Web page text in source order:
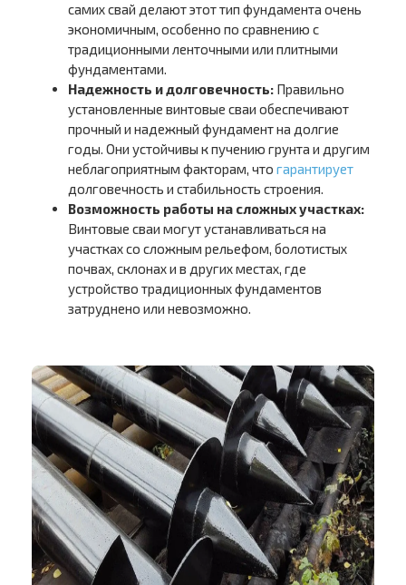
самих свай делают этот тип фундамента очень
экономичным, особенно по сравнению с
традиционными ленточными или плитными
фундаментами.
Надежность и долговечность: Правильно
установленные винтовые сваи обеспечивают
прочный и надежный фундамент на долгие
годы. Они устойчивы к пучению грунта и другим
неблагоприятным факторам, что гарантирует
долговечность и стабильность строения.
Возможность работы на сложных участках:
Винтовые сваи могут устанавливаться на
участках со сложным рельефом, болотистых
почвах, склонах и в других местах, где
устройство традиционных фундаментов
затруднено или невозможно.